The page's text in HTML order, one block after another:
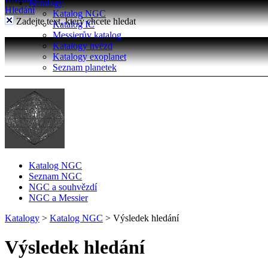
Katalogy
Katalog NGC
Katalog IC
Messierův katalog
Katalogy hvězd
Katalogy exoplanet
Seznam planetek
Hledání
Zadejte text, který chcete hledat
Katalog NGC
Seznam NGC
NGC a souhvězdí
NGC a Messier
Katalogy > Katalog NGC > Výsledek hledání
Výsledek hledání